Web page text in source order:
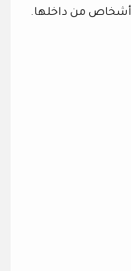
أشخاص من داخلها.